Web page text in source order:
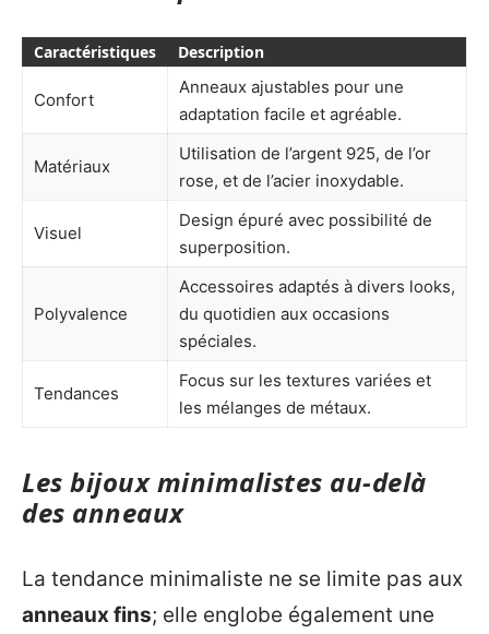
Caractéristiques Description
Confort
Anneaux ajustables pour une
adaptation facile et agréable.
Matériaux
Utilisation de l’argent 925, de l’or
rose, et de l’acier inoxydable.
Visuel
Design épuré avec possibilité de
superposition.
Polyvalence
Accessoires adaptés à divers looks,
du quotidien aux occasions
spéciales.
Tendances
Focus sur les textures variées et
les mélanges de métaux.
Les bijoux minimalistes au-delà
des anneaux
La tendance minimaliste ne se limite pas aux
anneaux fins; elle englobe également une